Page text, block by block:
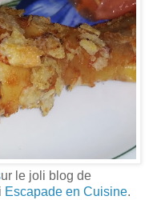
ur le joli blog de
Escapade en Cuisine.